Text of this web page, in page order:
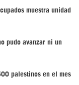
muestra unidad
pudo avanzar ni un
palestinos en el mes